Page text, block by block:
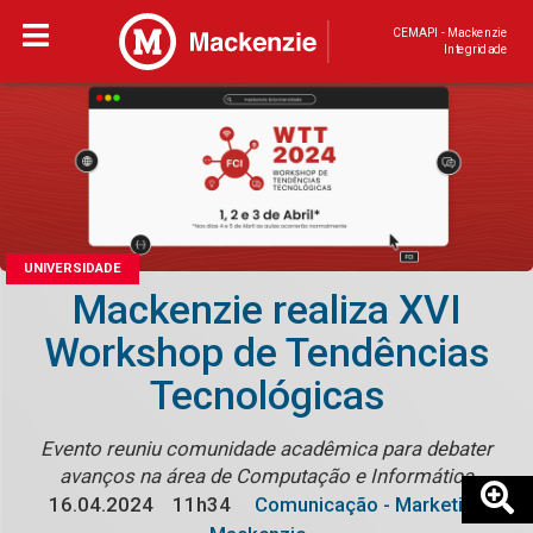
CEMAPI - Mackenzie
Integridade
UNIVERSIDADE
Mackenzie realiza XVI
Workshop de Tendências
Tecnológicas
Evento reuniu comunidade acadêmica para debater
avanços na área de Computação e Informática
16.04.2024
11h34
Comunicação - Marketing